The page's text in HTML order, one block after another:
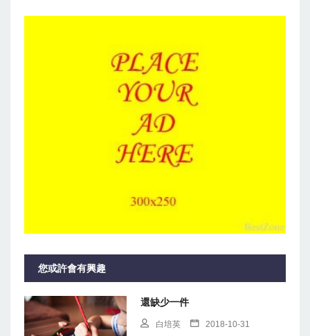
您或許會有興趣
還缺少一件
白培英 2018-10-31